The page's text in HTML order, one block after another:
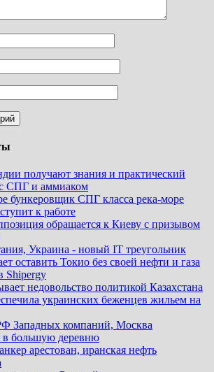
получают знания и практический
СПГ и аммиаком
бункеровщик СПГ класса река-море
к работе
обращается к Киеву с призывом
Украина - новый IT треугольник
оставить Токио без своей нефти и газа
Shipergy
недовольство политикой Казахстана
украинских беженцев жильем на
Западных компаний, Москва
в большую деревню
арестован, иранская нефть